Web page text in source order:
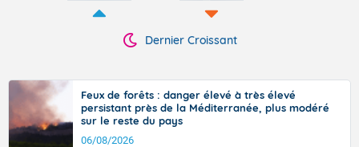
Dernier Croissant
Feux de forêts : danger élevé à très élevé
persistant près de la Méditerranée, plus modéré
sur le reste du pays
06/08/2026